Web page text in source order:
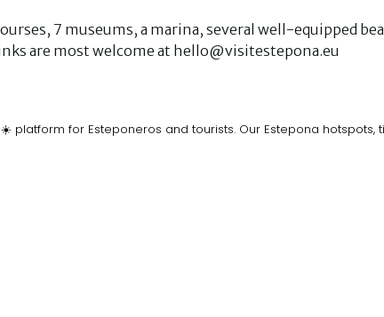
7 museums, a marina, several well-equipped
are most welcome at hello@visitestepona.eu
platform for Esteponeros and tourists. Our Estepona hotspots,